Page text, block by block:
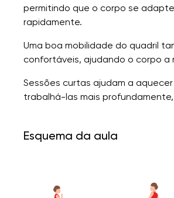
permitindo que o corpo se
rapidamente.
Uma boa mobilidade do quadril
confortáveis, ajudando o corpo a
Sessões curtas ajudam a
trabalhá-las mais
Esquema da aula